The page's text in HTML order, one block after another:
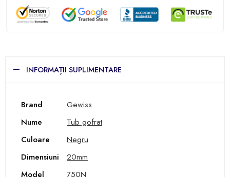
INFORMAȚII SUPLIMENTARE
Brand
Gewiss
Nume
Tub gofrat
Culoare
Negru
Dimensiuni
20mm
Model
750N